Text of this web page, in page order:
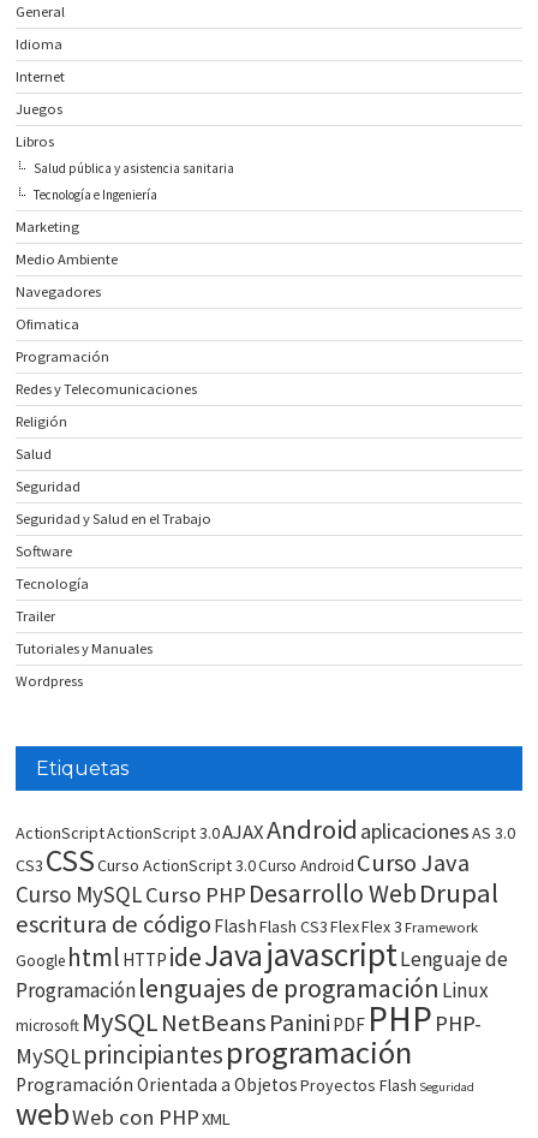
General
Idioma
Internet
Juegos
Libros
Salud pública y asistencia sanitaria
Tecnología e Ingeniería
Marketing
Medio Ambiente
Navegadores
Ofimatica
Programación
Redes y Telecomunicaciones
Religión
Salud
Seguridad
Seguridad y Salud en el Trabajo
Software
Tecnología
Trailer
Tutoriales y Manuales
Wordpress
Etiquetas
ActionScriptActionScript 3.0AJAXAndroid aplicacionesAS 3.0
CS3 CSSCurso ActionScript 3.0Curso Android Curso Java
Curso MySQLCurso PHP Desarrollo WebDrupal
escritura de código FlashFlash CS3FlexFlex 3 Framework
Google html HTTP ideJavajavascriptLenguaje de
Programaciónlenguajes de programación Linux
microsoft MySQLNetBeans Panini PDF PHP PHP-
MySQLprincipiantesprogramación
Programación Orientada a ObjetosProyectos Flash Seguridad
webWeb con PHPXML